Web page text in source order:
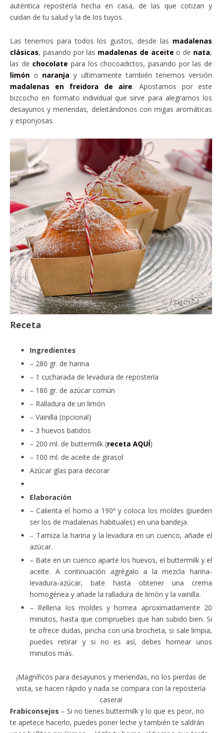
auténtica repostería hecha en casa, de las que cotizan y
cuidan de tu salud y la de los tuyos.
Las tenemos para todos los gustos, desde las madalenas
clásicas, pasando por las madalenas de aceite o de nata,
las de chocolate para los chocoadictos, pasando por las de
limón o naranja y ultimamente también tenemos versión
madalenas en freidora de aire. Apostamos por este
bizcocho en formato individual que sirve para alegrarnos los
desayunos y meriendas, deleitándonos con migas aromáticas
y esponjosas.
Receta
Ingredientes
– 280 gr. de harina
– 1 cucharada de levadura de repostería
– 180 gr. de azúcar común
– Ralladura de un limón
– Vainilla (opcional)
– 3 huevos batidos
– 200 ml. de buttermilk (receta AQUÍ)
– 100 ml. de aceite de girasol
Azúcar glas para decorar
Elaboración
– Calienta el horno a 190º y coloca los moldes (pueden
ser los de madalenas habituales) en una bandeja.
– Tamiza la harina y la levadura en un cuenco, añade el
azúcar.
– Bate en un cuenco aparte los huevos, el buttermilk y el
aceite. A continuación agrégalo a la mezcla harina-
levadura-azúcar, bate hasta obtener una crema
homogénea y añade la ralladura de limón y la vainilla.
– Rellena los moldes y hornea aproximadamente 20
minutos, hasta que compruebes que han subido bien. Si
te ofrece dudas, pincha con una brocheta, si sale limpia,
puedes retirar y si no es así, debes hornear unos
minutos más.
¡Magníficos para desayunos y meriendas, no los pierdas de
vista, se hacen rápido y nada se compara con la repostería
casera!
Frabiconsejos – Si no tienes buttermilk y lo que es peor, no
te apetece hacerlo, puedes poner leche y también te saldrán